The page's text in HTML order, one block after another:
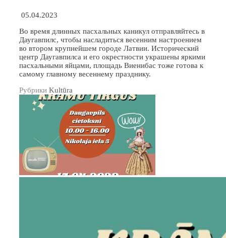
05.04.2023
Во время длинных пасхальных каникул отправляйтесь в
Даугавпилс, чтобы насладиться весенним настроением
во втором крупнейшем городе Латвии. Исторический
центр Даугавпилса и его окрестности украшены яркими
пасхальными яйцами, площадь Виенибас тоже готова к
самому главному весеннему празднику.
Рубрики Kultūra